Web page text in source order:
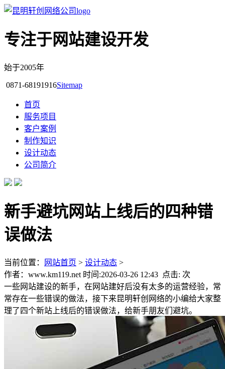
专注于网站建设开发
始于2005年
0871-68191916Sitemap
首页
服务项目
客户案例
制作知识
设计动态
公司简介
新手避坑网站上线后的四种错
误做法
当前位置： 网站首页 > 设计动态 >
作者：www.km119.net 时间:2026-03-26 12:43 点击: 次
一些网站建设的新手，在网站建好后没有太多的运营经验，常
常存在一些错误的做法，接下来昆明轩创网络的小编给大家整
理了四个新站上线后的错误做法，给新手朋友们避坑。